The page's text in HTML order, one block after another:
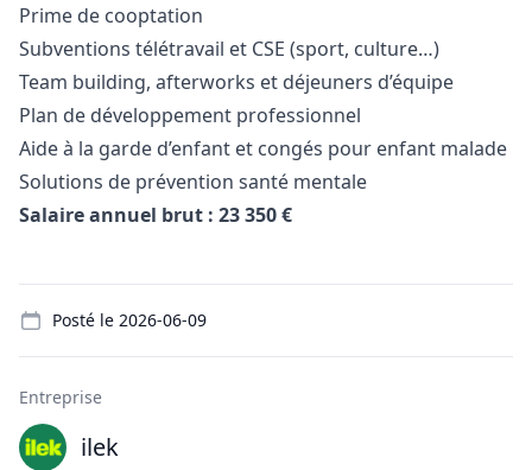
Prime de cooptation
Subventions télétravail et CSE (sport, culture…)
Team building, afterworks et déjeuners d’équipe
Plan de développement professionnel
Aide à la garde d’enfant et congés pour enfant malade
Solutions de prévention santé mentale
Salaire annuel brut : 23 350 €
Posté le 2026-06-09
Entreprise
ilek